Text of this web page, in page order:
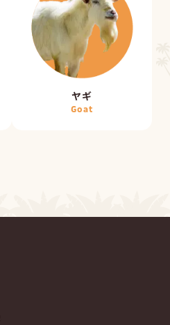
ヤギ
Goat